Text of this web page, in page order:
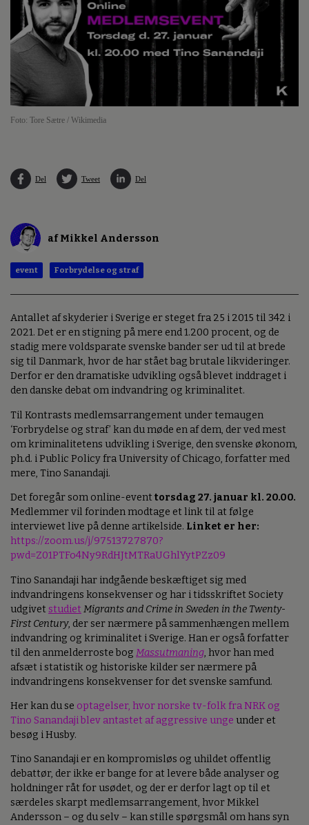
Foto: Tore Sætre / Wikimedia
Del Tweet Del
af Mikkel Andersson
event Forbrydelse og straf
Antallet af skyderier i Sverige er steget fra 25 i 2015 til 342 i
2021. Det er en stigning på mere end 1.200 procent, og de
stadig mere voldsparate svenske bander ser ud til at brede
sig til Danmark, hvor de har stået bag brutale likvideringer.
Derfor er den dramatiske udvikling også blevet inddraget i
den danske debat om indvandring og kriminalitet.
Til Kontrasts medlemsarrangement under temaugen
‘Forbrydelse og straf’ kan du møde en af dem, der ved mest
om kriminalitetens udvikling i Sverige, den svenske økonom,
ph.d. i Public Policy fra University of Chicago, forfatter med
mere, Tino Sanandaji.
Det foregår som online-event torsdag 27. januar kl. 20.00.
Medlemmer vil forinden modtage et link til at følge
interviewet live på denne artikelside. Linket er her:
https://zoom.us/j/97513727870?
pwd=Z01PTFo4Ny9RdHJtMTRaUGhlYytPZz09
Tino Sanandaji har indgående beskæftiget sig med
indvandringens konsekvenser og har i tidsskriftet Society
udgivet studiet Migrants and Crime in Sweden in the Twenty-
First Century, der ser nærmere på sammenhængen mellem
indvandring og kriminalitet i Sverige. Han er også forfatter
til den anmelderroste bog Massutmaning, hvor han med
afsæt i statistik og historiske kilder ser nærmere på
indvandringens konsekvenser for det svenske samfund.
Her kan du se optagelser, hvor norske tv-folk fra NRK og
Tino Sanandaji blev antastet af aggressive unge under et
besøg i Husby.
Tino Sanandaji er en kompromisløs og uhildet offentlig
debattør, der ikke er bange for at levere både analyser og
holdninger råt for usødet, og der er derfor lagt op til et
særdeles skarpt medlemsarrangement, hvor Mikkel
Andersson – og du selv – kan stille spørgsmål om hans syn